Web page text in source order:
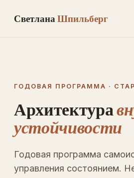
СветланаШпильберг
ГОДОВАЯ ПРОГРАММА ·
Архитектура
устойчивости
Годовая программа
управления состоянием.